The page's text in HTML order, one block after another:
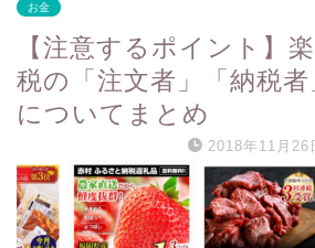
お金
【注意するポイント】
税の「注文者」「納税者
についてまとめ
2018年11月26